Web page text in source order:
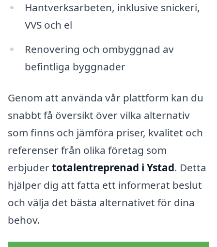
Hantverksarbeten, inklusive snickeri,
VVS och el
Renovering och ombyggnad av
befintliga byggnader
Genom att använda vår plattform kan du
snabbt få översikt över vilka alternativ
som finns och jämföra priser, kvalitet och
referenser från olika företag som
erbjudertotalentreprenad i Ystad. Detta
hjälper dig att fatta ett informerat beslut
och välja det bästa alternativet för dina
behov.